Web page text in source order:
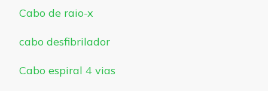
Cabo de raio-x
cabo desfibrilador
Cabo espiral 4 vias